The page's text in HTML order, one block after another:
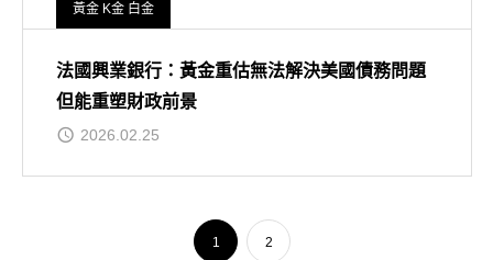
黃金 K金 白金
法國興業銀行：黃金重估無法解決美國債務問題
但能重塑財政前景
2026.02.25
1 2